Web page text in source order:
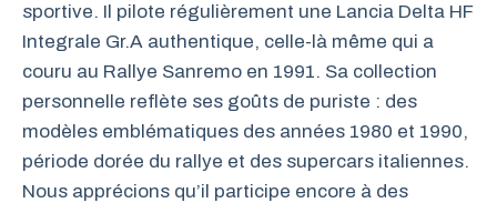
sportive. Il pilote régulièrement une Lancia Delta HF
Integrale Gr.A authentique, celle-là même qui a
couru au Rallye Sanremo en 1991. Sa collection
personnelle reflète ses goûts de puriste : des
modèles emblématiques des années 1980 et 1990,
période dorée du rallye et des supercars italiennes.
Nous apprécions qu’il participe encore à des